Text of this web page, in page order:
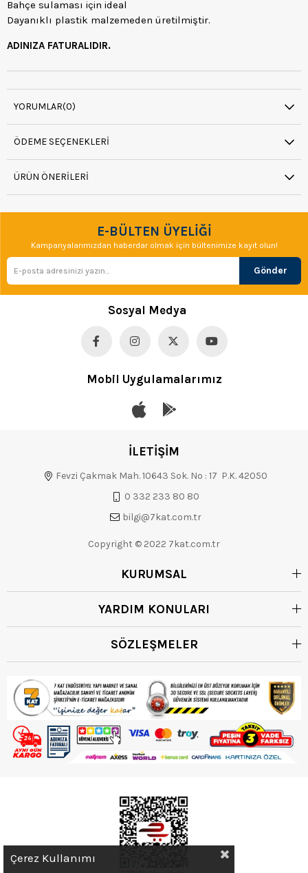
Bahçe sulaması için ideal
Dayanıklı plastik malzemeden üretilmiştir.
ADINIZA FATURALIDIR.
YORUMLAR(0)
ÖDEME SEÇENEKLERI
ÜRÜN ÖNERILERI
E-BÜLTEN ÜYELİĞİ
Kampanyalarımızdan haberdar olmak için bültenimize kayıt olun!
Gönder
Sosyal Medya
Mobil Uygulamalarımız
İLETİŞİM
Fevzi Çakmak Mah. 10643 Sok. No : 17 P.K. 42050
0 332 233 80 80
bilgi@7kat.com.tr
Copyright © 2022 7kat.com.tr
KURUMSAL
YARDIM KONULARI
SÖZLEŞMELER
Çerez Kullanımı